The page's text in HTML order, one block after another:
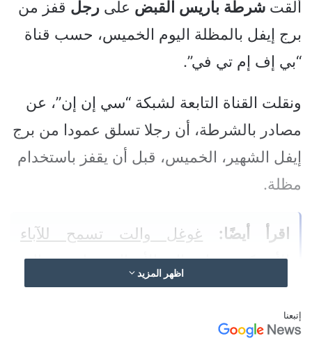
ألقت شرطة باريس القبض على رجل قفز من
برج إيفل بالمظلة اليوم الخميس، حسب قناة
“بي إف إم تي في”.
ونقلت القناة التابعة لشبكة “سي إن إن”، عن
مصادر بالشرطة، أن رجلا تسلق عمودا من برج
إيفل الشهير، الخميس، قبل أن يقفز باستخدام
مظلة.
اقرأ أيضًا:
غوغل والت تسمح للآباء
الأميركيين بإرسال الأموال مباشرة إلى
أطفالهم
وقالت الهيئة التي تدير برج العاصمة الفرنسية،
اظهر المزيد
إتبعنا